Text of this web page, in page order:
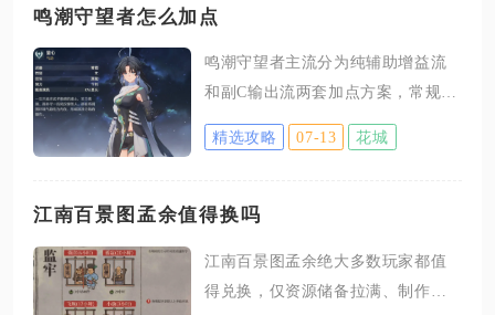
开等级差距。账号层面的联觉等级
段优先做完主线潮汐任务，主线给
出的联觉经验体量远超野外刷怪，
前期跟着主线流程推进，不用分散
法继续推进时，优先做完伴星任
务、危行任务以及纪闻支线任务，
接着完成索拉指南里面的每日委
鸣潮守望者怎么加点
鸣潮守望者主流分为纯辅助增益流
和副C输出流两套加点方案，常规开
荒、深塔攻坚优先选择纯辅助加
点，技能升级顺序为共鸣解放＞共
态攻击完全放弃升级；追求极限队
点，升级顺序调整为共鸣变奏＞共
鸣解放＞共鸣技能，剩余技能仅投
精选攻略 07-13 花城
江南百景图孟余值得换吗
江南百景图孟余绝大多数玩家都值
得兑换，仅资源储备拉满、制作天